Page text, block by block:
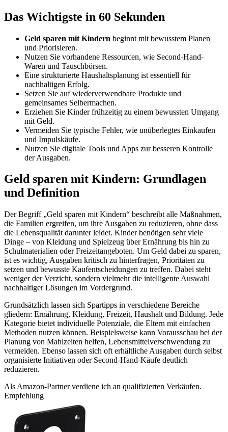
Das Wichtigste in 60 Sekunden
Geld sparen mit Kindern beginnt mit bewusstem Planen
und Priorisieren.
Nutzen Sie vorhandene Ressourcen, wie Second-Hand-
Waren und Tauschbörsen.
Eine strukturierte Haushaltsplanung ist essentiell für
nachhaltigen Erfolg.
Setzen Sie auf wiederverwendbare Produkte und
gemeinsames Selbermachen.
Erziehen Sie Kinder frühzeitig zu einem bewussten Umgang
mit Geld.
Vermeiden Sie typische Fehler, wie unüberlegtes Einkaufen
und Impulskäufe.
Nutzen Sie digitale Tools und Apps zur besseren Kontrolle
der Ausgaben.
Geld sparen mit Kindern: Grundlagen
und Definition
Der Begriff „Geld sparen mit Kindern“ beschreibt alle Maßnahmen,
die Familien ergreifen, um ihre Ausgaben zu reduzieren, ohne dass
die Lebensqualität darunter leidet. Kinder benötigen sehr viele
Dinge – von Kleidung und Spielzeug über Ernährung bis hin zu
Schulmaterialien oder Freizeitangeboten. Um Geld dabei zu sparen,
ist es wichtig, Ausgaben kritisch zu hinterfragen, Prioritäten zu
setzen und bewusste Kaufentscheidungen zu treffen. Dabei steht
weniger der Verzicht, sondern vielmehr die intelligente Auswahl
nachhaltiger Lösungen im Vordergrund.
Grundsätzlich lassen sich Spartipps in verschiedene Bereiche
gliedern: Ernährung, Kleidung, Freizeit, Haushalt und Bildung. Jede
Kategorie bietet individuelle Potenziale, die Eltern mit einfachen
Methoden nutzen können. Beispielsweise kann Vorausschau bei der
Planung von Mahlzeiten helfen, Lebensmittelverschwendung zu
vermeiden. Ebenso lassen sich oft erhältliche Ausgaben durch selbst
organisierte Initiativen oder Second-Hand-Käufe deutlich
reduzieren.
Als Amazon-Partner verdiene ich an qualifizierten Verkäufen.
Empfehlung